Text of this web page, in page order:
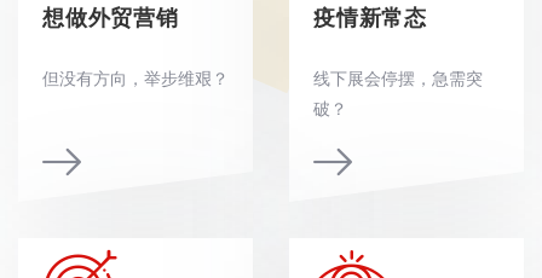
想做外贸营销
但没有方向，举步维艰？
疫情新常态
线下展会停摆，急需突
破？